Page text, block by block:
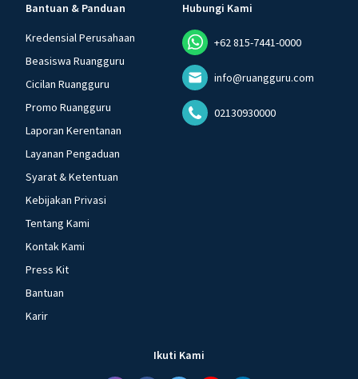
Bantuan & Panduan
Kredensial Perusahaan
Beasiswa Ruangguru
Cicilan Ruangguru
Promo Ruangguru
Laporan Kerentanan
Layanan Pengaduan
Syarat & Ketentuan
Kebijakan Privasi
Tentang Kami
Kontak Kami
Press Kit
Bantuan
Karir
Hubungi Kami
+62 815-7441-0000
info@ruangguru.com
02130930000
Ikuti Kami